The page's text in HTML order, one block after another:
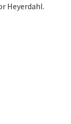
Heyerdahl.